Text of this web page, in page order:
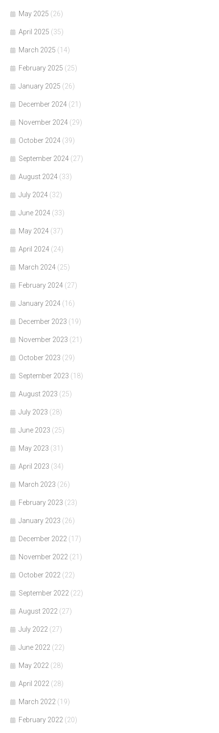
May 2025 (26)
April 2025 (35)
March 2025 (14)
February 2025 (25)
January 2025 (26)
December 2024 (21)
November 2024 (29)
October 2024 (39)
September 2024 (27)
August 2024 (33)
July 2024 (32)
June 2024 (33)
May 2024 (37)
April 2024 (24)
March 2024 (25)
February 2024 (27)
January 2024 (16)
December 2023 (19)
November 2023 (21)
October 2023 (29)
September 2023 (18)
August 2023 (25)
July 2023 (28)
June 2023 (25)
May 2023 (31)
April 2023 (34)
March 2023 (26)
February 2023 (23)
January 2023 (26)
December 2022 (17)
November 2022 (21)
October 2022 (22)
September 2022 (22)
August 2022 (27)
July 2022 (27)
June 2022 (22)
May 2022 (28)
April 2022 (28)
March 2022 (19)
February 2022 (20)